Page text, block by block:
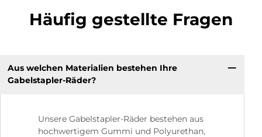
Häufig gestellte Fragen
Aus welchen Materialien bestehen Ihre
Gabelstapler-Räder?
Unsere Gabelstapler-Räder bestehen aus
hochwertigem Gummi und Polyurethan,